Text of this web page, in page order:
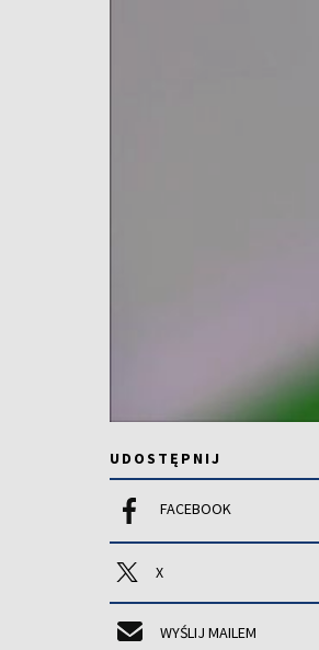
UDOSTĘPNIJ
FACEBOOK
X
WYŚLIJ MAILEM